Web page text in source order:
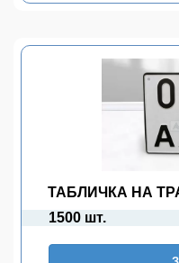
ТАБЛИЧКА НА
1500 шт.